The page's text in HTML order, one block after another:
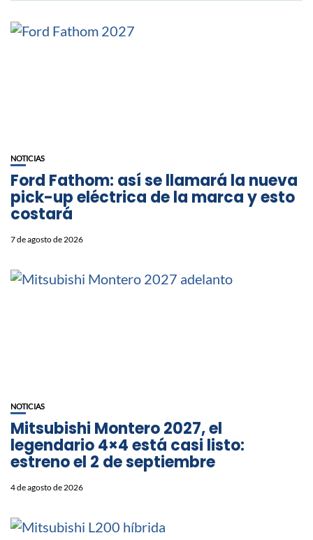
NOTICIAS
Ford Fathom: así se llamará la nueva
pick-up eléctrica de la marca y esto
costará
7 de agosto de 2026
NOTICIAS
Mitsubishi Montero 2027, el
legendario 4×4 está casi listo:
estreno el 2 de septiembre
4 de agosto de 2026